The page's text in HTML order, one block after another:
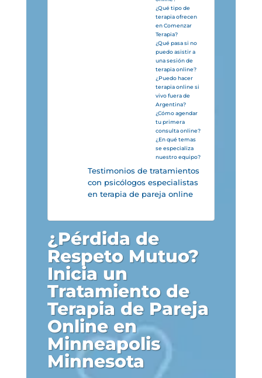
¿Qué tipo de
terapia ofrecen
en Comenzar
Terapia?
¿Qué pasa si no
puedo asistir a
una sesión de
terapia online?
¿Puedo hacer
terapia online si
vivo fuera de
Argentina?
¿Cómo agendar
tu primera
consulta online?
¿En qué temas
se especializa
nuestro equipo?
Testimonios de tratamientos
con psicólogos especialistas
en terapia de pareja online
¿Pérdida de
Respeto Mutuo?
Inicia un
Tratamiento de
Terapia de Pareja
Online en
Minneapolis
Minnesota